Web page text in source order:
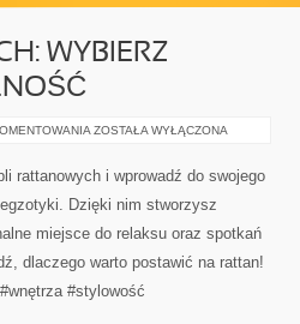
WYBIERZ
ZALETY
WYBIERZ
STYLOWOŚĆ
FUNKCJONALNOŚĆ
ZOSTAŁA WYŁĄCZONA
rattanowych i wprowadź do swojego
Dzięki nim stworzysz
miejsce do relaksu oraz spotkań
dlaczego warto postawić na rattan!
#stylowość